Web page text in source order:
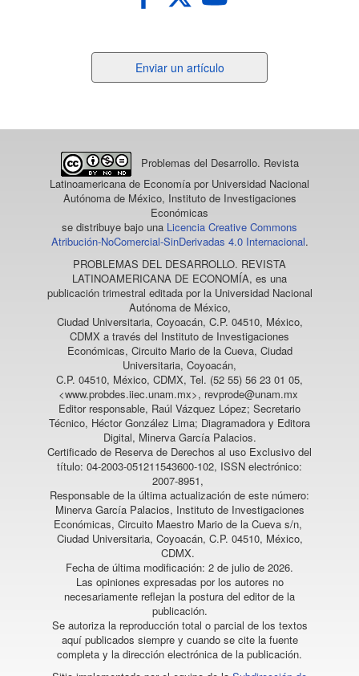
un
Enviar un artículo
Problemas del Desarrollo. Revista
Latinoamericana de Economía por Universidad Nacional
Autónoma de México, Instituto de Investigaciones
Económicas
se distribuye bajo una Licencia Creative Commons
Atribución-NoComercial-SinDerivadas 4.0 Internacional.
PROBLEMAS DEL DESARROLLO. REVISTA
LATINOAMERICANA DE ECONOMÍA, es una
publicación trimestral editada por la Universidad Nacional
Autónoma de México,
Ciudad Universitaria, Coyoacán, C.P. 04510, México,
CDMX a través del Instituto de Investigaciones
Económicas, Circuito Mario de la Cueva, Ciudad
Universitaria, Coyoacán,
C.P. 04510, México, CDMX, Tel. (52 55) 56 23 01 05,
<www.probdes.iiec.unam.mx>, revprode@unam.mx
Editor responsable, Raúl Vázquez López; Secretario
Técnico, Héctor González Lima; Diagramadora y Editora
Digital, Minerva García Palacios.
Certificado de Reserva de Derechos al uso Exclusivo del
título: 04-2003-051211543600-102, ISSN electrónico:
2007-8951,
Responsable de la última actualización de este número:
Minerva García Palacios, Instituto de Investigaciones
Económicas, Circuito Maestro Mario de la Cueva s/n,
Ciudad Universitaria, Coyoacán, C.P. 04510, México,
CDMX.
Fecha de última modificación: 2 de julio de 2026.
Las opiniones expresadas por los autores no
necesariamente reflejan la postura del editor de la
publicación.
Se autoriza la reproducción total o parcial de los textos
aquí publicados siempre y cuando se cite la fuente
completa y la dirección electrónica de la publicación.